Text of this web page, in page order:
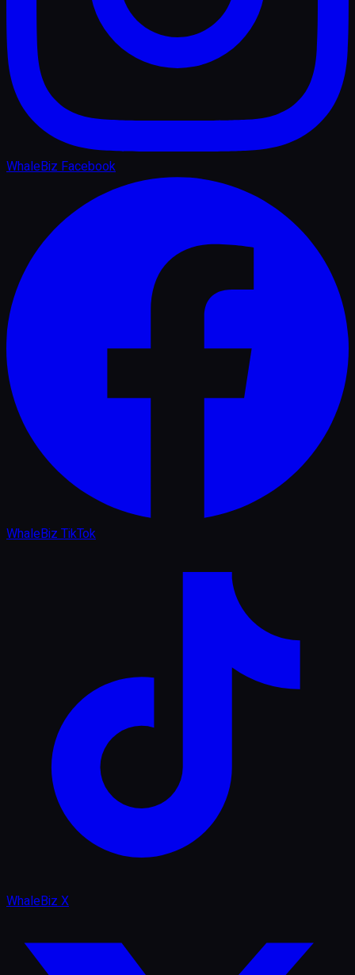
WhaleBiz Facebook
WhaleBiz TikTok
WhaleBiz X